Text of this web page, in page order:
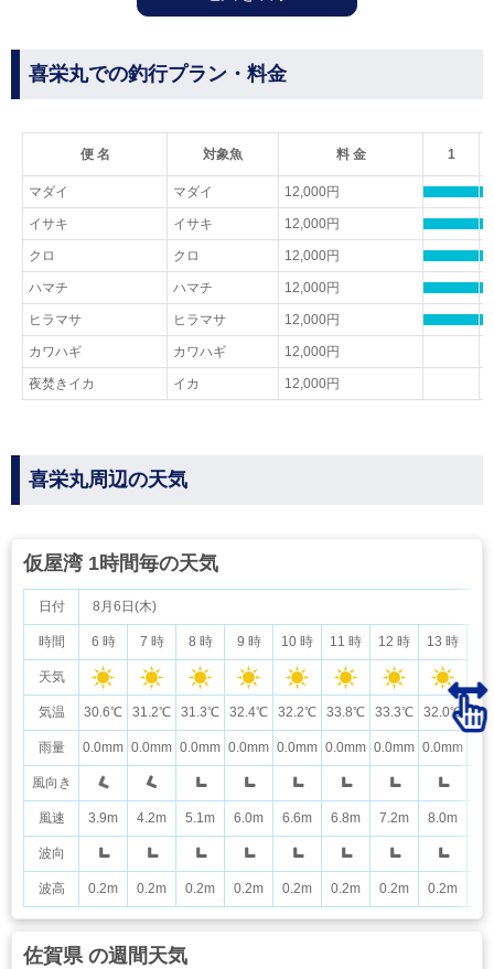
喜栄丸での釣行プラン・料金
便 名 対象魚 料 金 1
マダイ マダイ 12,000円
イサキ イサキ 12,000円
クロ クロ 12,000円
ハマチ ハマチ 12,000円
ヒラマサ ヒラマサ 12,000円
カワハギ カワハギ 12,000円
夜焚きイカ イカ 12,000円
喜栄丸周辺の天気
仮屋湾 1時間毎の天気
日付
時間
天気
気温
雨量
風向き
風速
波向
波高
8月6日(木)
6 時 7 時 8 時 9 時 10 時 11 時 12 時 13 時
30.6℃ 31.2℃ 31.3℃ 32.4℃ 32.2℃ 33.8℃ 33.3℃ 32.0℃
0.0mm 0.0mm 0.0mm 0.0mm 0.0mm 0.0mm 0.0mm 0.0mm
3.9m 4.2m 5.1m 6.0m 6.6m 6.8m 7.2m 8.0m
0.2m 0.2m 0.2m 0.2m 0.2m 0.2m 0.2m 0.2m
佐賀県 の週間天気